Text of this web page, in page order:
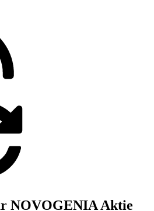
NOVOGENIA Aktie